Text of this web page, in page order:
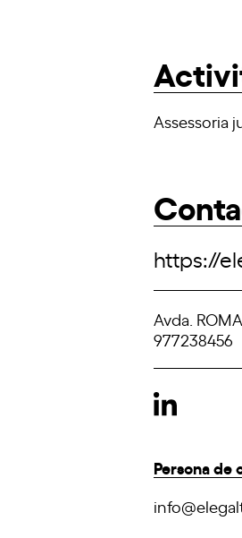
Assessoria
https://
Avda.
977238456
Persona de